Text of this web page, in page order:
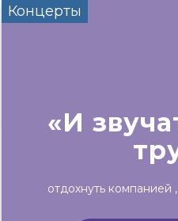
Концерты Театр
Концерты
«И
отдохнуть компанией